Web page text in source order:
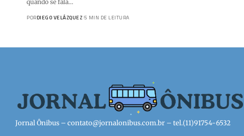
quando se fala…
PORDIEGO VELÁZQUEZ 5 MIN DE LEITURA
Jornal Ônibus – contato@jornalonibus.com.br – tel.(11)91754-6532